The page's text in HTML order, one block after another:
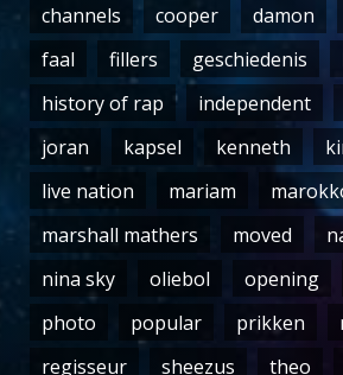
channels
cooper damon
faal
fillers geschiedenis
history of rap
independent
joran
kapsel kenneth
live nation
mariam
marshall mathers
moved
nina sky
oliebol opening
photo
popular prikken
regisseur
sheezus theo